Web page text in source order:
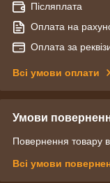
Післяплата
Оплата на
Оплата за
Всі умови оплати
Умови
Повернення товару
Всі умови